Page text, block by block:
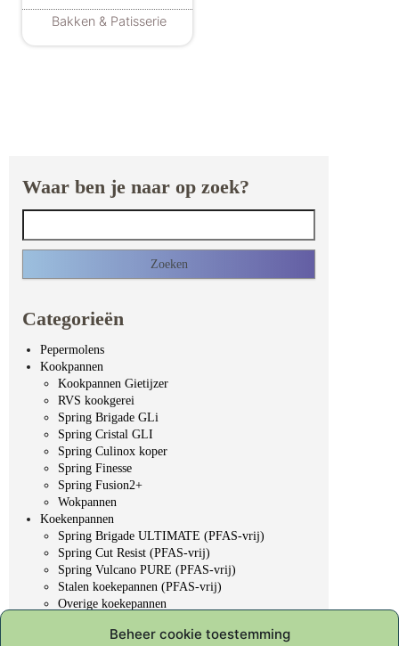
Beheer cookie toestemming
Bakken & Patisserie
Waar ben je naar op zoek?
Categorieën
Pepermolens
Kookpannen
Kookpannen Gietijzer
RVS kookgerei
Spring Brigade GLi
Spring Cristal GLI
Spring Culinox koper
Spring Finesse
Spring Fusion2+
Wokpannen
Koekenpannen
Spring Brigade ULTIMATE (PFAS-vrij)
Spring Cut Resist (PFAS-vrij)
Spring Vulcano PURE (PFAS-vrij)
Stalen koekepannen (PFAS-vrij)
Overige koekepannen